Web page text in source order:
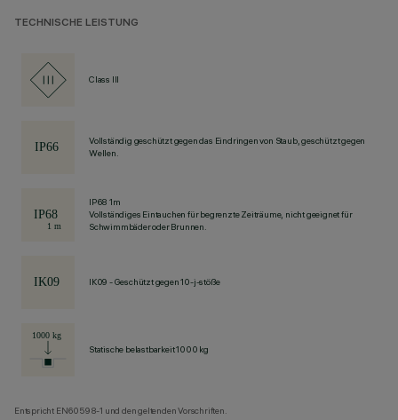
TECHNISCHE LEISTUNG
Class III
Vollständig geschützt gegen das Eindringen von Staub, geschützt gegen
Wellen.
IP68 1m
Vollständiges Eintauchen für begrenzte Zeiträume, nicht geeignet für
Schwimmbäder oder Brunnen.
IK09 - Geschützt gegen 10-j-stöße
Statische belastbarkeit 1000 kg
Entspricht EN60598-1 und den geltenden Vorschriften.